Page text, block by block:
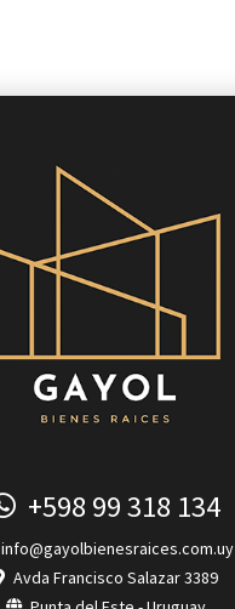
+598 99 318 134
info@gayolbienesraices.com.uy
Avda Francisco Salazar 3389